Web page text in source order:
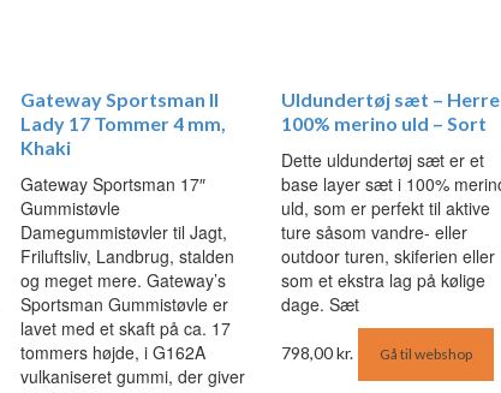
Gateway Sportsman II
Lady 17 Tommer 4 mm,
Khaki
Gateway Sportsman 17″
Gummistøvle
Damegummistøvler til Jagt,
Friluftsliv, Landbrug, stalden
og meget mere. Gateway’s
Sportsman Gummistøvle er
lavet med et skaft på ca. 17
tommers højde, i G162A
vulkaniseret gummi, der giver
Uldundertøj sæt – Herre
100% merino uld – Sort
Dette uldundertøj sæt er et
base layer sæt i 100%
uld, som er perfekt til aktive
ture såsom vandre- eller
outdoor turen, skiferien eller
som et ekstra lag på kølige
dage. Sæt
798,00kr. Gå til webshop